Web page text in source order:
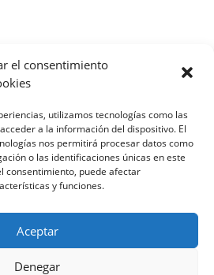
el consentimiento
utilizamos tecnologías como las
a la información del dispositivo. El
nos permitirá procesar datos como
o las identificaciones únicas en este
consentimiento, puede afectar
y funciones.
Aceptar
Denegar
de servicios nacida en el año
a las necesidades de nuestros